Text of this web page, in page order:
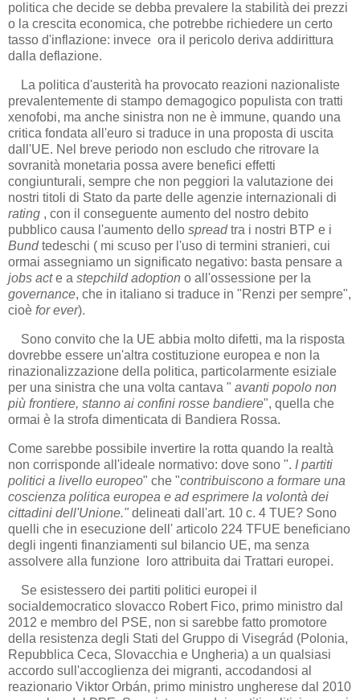
politica che decide se debba prevalere la stabilità dei prezzi
o la crescita economica, che potrebbe richiedere un certo
tasso d'inflazione: invece ora il pericolo deriva addirittura
dalla deflazione.
La politica d'austerità ha provocato reazioni nazionaliste
prevalentemente di stampo demagogico populista con tratti
xenofobi, ma anche sinistra non ne è immune, quando una
critica fondata all'euro si traduce in una proposta di uscita
dall'UE. Nel breve periodo non escludo che ritrovare la
sovranità monetaria possa avere benefici effetti
congiunturali, sempre che non peggiori la valutazione dei
nostri titoli di Stato da parte delle agenzie internazionali di
rating , con il conseguente aumento del nostro debito
pubblico causa l'aumento dello spreadtra i nostri BTP e i
Bundtedeschi ( mi scuso per l'uso di termini stranieri, cui
ormai assegniamo un significato negativo: basta pensare a
jobs acte a stepchild adoption o all'ossessione per la
governance, che in italiano si traduce in "Renzi per sempre",
cioè for ever).
Sono convito che la UE abbia molto difetti, ma la risposta
dovrebbe essere un'altra costituzione europea e non la
rinazionalizzazione della politica, particolarmente esiziale
per una sinistra che una volta cantava " avanti popolo non
più frontiere, stanno ai confini rosse bandiere", quella che
ormai è la strofa dimenticata di Bandiera Rossa.
Come sarebbe possibile invertire la rotta quando la realtà
non corrisponde all'ideale normativo: dove sono ". I partiti
politici a livello europeo" che "contribuiscono a formare una
coscienza politica europea e ad esprimere la volontà dei
cittadini dell'Unione." delineati dall'art. 10 c. 4 TUE? Sono
quelli che in esecuzione dell' articolo 224 TFUE beneficiano
degli ingenti finanziamenti sul bilancio UE, ma senza
assolvere alla funzione loro attribuita dai Trattari europei.
Se esistessero dei partiti politici europei il
socialdemocratico slovacco Robert Fico, primo ministro dal
2012 e membro del PSE, non si sarebbe fatto promotore
della resistenza degli Stati del Gruppo di Visegrád (Polonia,
Repubblica Ceca, Slovacchia e Ungheria) a un qualsiasi
accordo sull'accoglienza dei migranti, accodandosi al
reazionario Viktor Orbán, primo ministro ungherese dal 2010